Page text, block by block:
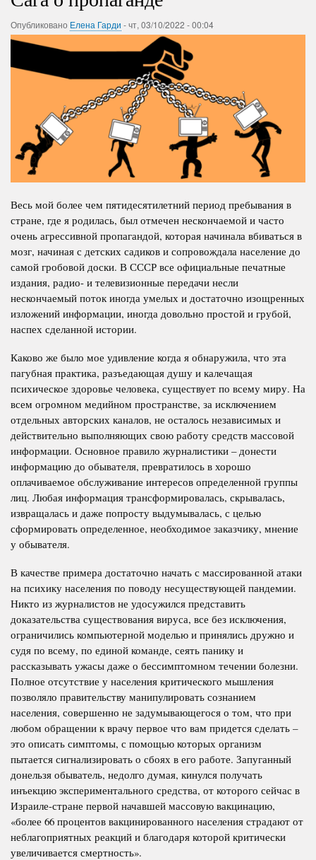
Опубликовано Елена Гарди -чт, 03/10/2022 - 00:04
Весь мой более чем пятидесятилетний период пребывания в
стране, где я родилась, был отмечен нескончаемой и часто
очень агрессивной пропагандой, которая начинала вбиваться в
мозг, начиная с детских садиков и сопровождала население до
самой гробовой доски. В СССР все официальные печатные
издания, радио- и телевизионные передачи несли
нескончаемый поток иногда умелых и достаточно изощренных
изложений информации, иногда довольно простой и грубой,
наспех сделанной истории.
Каково же было мое удивление когда я обнаружила, что эта
пагубная практика, разъедающая душу и калечащая
психическое здоровье человека, существует по всему миру. На
всем огромном медийном пространстве, за исключением
отдельных авторских каналов, не осталось независимых и
действительно выполняющих свою работу средств массовой
информации. Основное правило журналистики – донести
информацию до обывателя, превратилось в хорошо
оплачиваемое обслуживание интересов определенной группы
лиц. Любая информация трансформировалась, скрывалась,
извращалась и даже попросту выдумывалась, с целью
сформировать определенное, необходимое заказчику, мнение
у обывателя.
В качестве примера достаточно начать с массированной атаки
на психику населения по поводу несуществующей пандемии.
Никто из журналистов не удосужился представить
доказательства существования вируса, все без исключения,
ограничились компьютерной моделью и принялись дружно и
судя по всему, по единой команде, сеять панику и
рассказывать ужасы даже о бессимптомном течении болезни.
Полное отсутствие у населения критического мышления
позволяло правительству манипулировать сознанием
населения, совершенно не задумывающегося о том, что при
любом обращении к врачу первое что вам придется сделать –
это описать симптомы, с помощью которых организм
пытается сигнализировать о сбоях в его работе. Запуганный
донельзя обыватель, недолго думая, кинулся получать
инъекцию экспериментального средства, от которого сейчас в
Израиле-стране первой начавшей массовую вакцинацию,
«более 66 процентов вакцинированного населения страдают от
неблагоприятных реакций и благодаря которой критически
увеличивается смертность».